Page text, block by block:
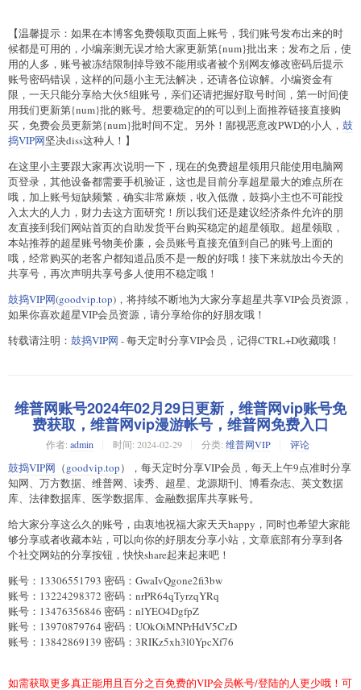
【温馨提示：如果在本博客免费领取页面上账号，我们账号发布出来的时
候都是可用的，小编亲测无误才给大家更新第{num}批出来；发布之后，使
用的人多，账号被冻结限制掉导致不能用或者被个别网友修改密码后提示
账号密码错误，这样的问题小主无法解决，还请各位谅解。小编资金有
限，一天只能分享给大伙5组账号，亲们还请把握好取号时间，第一时间使
用我们更新第{num}批的账号。想要稳定的的可以到上面推荐链接直接购
买，免费会员更新第{num}批时间不定。另外！鄙视恶意改PWD的小人， 鼓
捣VIP网坚决diss这种人！】
在这里小主要跟大家再次说明一下，现在的免费超星领用只能使用电脑网
页登录，其他设备都需要手机验证，这也是目前分享超星最大的难点所在
哦，加上账号短缺频繁，确实非常麻烦，收入低微，鼓捣小主也不可能投
入太大的人力，财力去这方面研究！所以我们还是建议经济条件允许的朋
友直接到我们网站首页的自助发货平台购买稳定的超星领取。超星领取，
本站推荐的超星账号物美价廉，会员账号直接充值到自己的账号上面的
哦，经常购买的老客户都知道品质不是一般的好哦！接下来就放出今天的
共享号，再次声明共享号多人使用不稳定哦！
鼓捣VIP网(goodvip.top)，将持续不断地为大家分享超星共享VIP会员资源，
如果你喜欢超星VIP会员资源，请分享给你的好朋友哦！
转载请注明： 鼓捣VIP网 - 每天定时分享VIP会员，记得CTRL+D收藏哦！
维普网账号2024年02月29日更新，维普网vip账号免
费获取，维普网vip漫游帐号，维普网免费入口
作者: admin 时间: 2024-02-29 分类: 维普网VIP 评论
鼓捣VIP网 （goodvip.top），每天定时分享VIP会员，每天上午9点准时分享
知网、万方数据、维普网、读秀、超星、龙源期刊、博看杂志、英文数据
库、法律数据库、医学数据库、金融数据库共享账号。
给大家分享这么久的账号，由衷地祝福大家天天happy，同时也希望大家能
够分享或者收藏本站，可以向你的好朋友分享小站，文章底部有分享到各
个社交网站的分享按钮，快快share起来起来吧！
账号：13306551793 密码：GwaIvQgone2fi3bw
账号：13224298372 密码：nrPR64qTyrzqYRq
账号：13476356846 密码：nlYEO4DgfpZ
账号：13970879764 密码：UOkOiMNPrHdV5CzD
账号：13842869139 密码：3RIKz5xh3l0YpcXf76
如需获取更多真正能用且百分之百免费的VIP会员帐号/登陆的人更少哦！可